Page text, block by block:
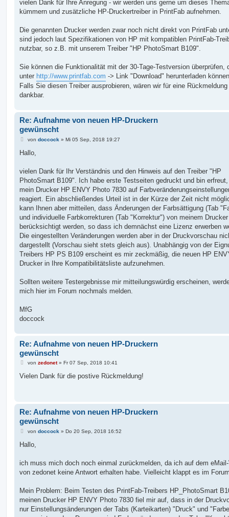
vielen Dank für Ihre Anregung - wir werden uns gerne um dieses
kümmern und zusätzliche HP-Druckertreiber in PrintFab aufnehmen.
Die genannten Drucker werden zwar noch nicht direkt von PrintFab
sind jedoch laut Spezifikationen von HP mit kompatiblen PrintFab-
nutzbar, so z.B. mit unserem Treiber "HP PhotoSmart B109".
Sie können die Funktionalität mit der 30-Tage-Testversion überprüfen,
unter http://www.printfab.com -> Link "Download" herunterladen
Falls Sie diesen Treiber ausprobieren, wären wir für eine Rückmeldung
dankbar.
Re: Aufnahme von neuen HP-Druckern
gewünscht
B
i
a
von doccock » Mi 05 Sep, 2018 19:27
Hallo,
vielen Dank für Ihr Verständnis und den Hinweis auf den Treiber "HP
PhotoSmart B109". Ich habe erste Testseiten gedruckt und bin
mein Drucker HP ENVY Photo 7830 auf
reagiert. Ein abschließendes Urteil ist in der Kürze der Zeit nicht
kann Ihnen aber mitteilen, dass Änderungen der Farbsättigung (Tab
und individuelle Farbkorrekturen (Tab "Korrektur") von meinem Drucker
berücksichtigt werden, so dass ich demnächst eine Lizenz erwerben
Die eingestellten Veränderungen werden aber in der Druckvorschau
dargestellt (Vorschau sieht stets gleich aus). Unabhängig von der
Treibers HP PS B109 erscheint es mir zeckmäßig, die neuen HP
Drucker in Ihre Kompatibilitätsliste aufzunehmen.
Sollten weitere Testergebnisse mir mitteilungswürdig erscheinen,
mich hier im Forum nochmals melden.
MfG
doccock
Re: Aufnahme von neuen HP-Druckern
gewünscht
B
i
von zedonet» Fr 07 Sep, 2018 10:41
Vielen Dank für die postive Rückmeldung!
Re: Aufnahme von neuen HP-Druckern
gewünscht
B
i
a
von doccock » Do 20 Sep, 2018 16:52
Hallo,
ich muss mich doch noch einmal zurückmelden, da ich auf dem
von zedonet keine Antwort erhalten habe. Vielleicht klappt es im
Mein Problem: Beim Testen des PrintFab-Treibers HP_PhotoSmart
meinen Drucker HP ENVY Photo 7830 fiel mir auf, dass in der
nur Einstellungsänderungen der Tabs (Karteikarten) "Druck" und